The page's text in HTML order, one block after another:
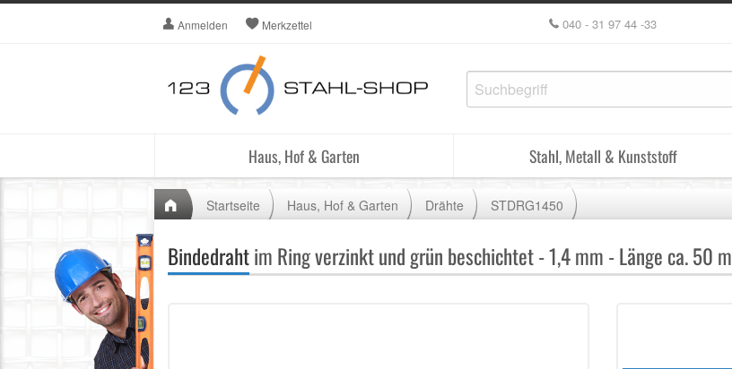
Anmelden Merkzettel 040 - 31 97 44 -33
Haus, Hof & Garten Stahl, Metall & Kunststoff
Startseite Haus, Hof & Garten Drähte STDRG1450
Bindedrahtim Ring verzinkt und grün beschichtet - 1,4 mm - Länge ca. 50 m